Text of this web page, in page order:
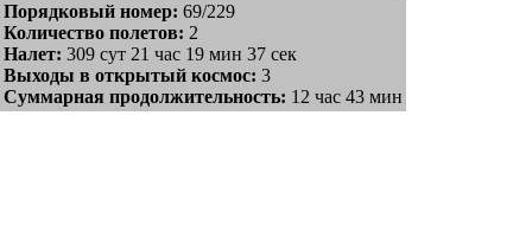
Порядковый номер: 69/229
Количество полетов: 2
Налет: 309 сут 21 час 19 мин 37 сек
Выходы в открытый космос: 3
Суммарная продолжительность: 12 час 43 мин